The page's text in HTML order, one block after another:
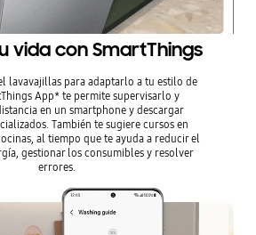
vida con SmartThings
lavavajillas para adaptarlo a tu estilo de
App* te permite supervisarlo y
en un smartphone y descargar
También te sugiere cursos en
al tiempo que te ayuda a reducir el
gestionar los consumibles y resolver
errores.